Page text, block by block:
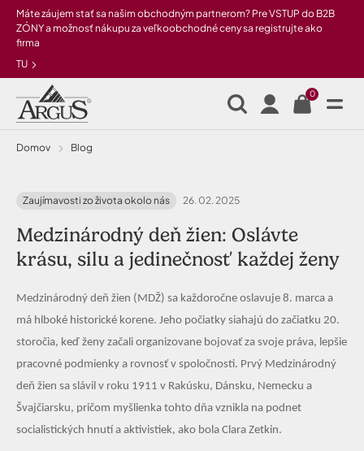
Preskočiť na hlavný obsah
Máte záujem stať sa našim obchodným partnerom? Pre VSTUP do B2B
ZÓNY a možnosť nákupu za veľkoobchodné ceny sa registrujte ako
firma
TU
0
Domov Blog
Zaujímavosti zo života okolo nás 26. 02. 2025
Medzinárodný deň žien: Oslávte
krásu, silu a jedinečnosť každej ženy
Medzinárodný deň žien (MDŽ) sa každoročne oslavuje 8. marca a
má hlboké historické korene. Jeho počiatky siahajú do začiatku 20.
storočia, keď ženy začali organizovane bojovať za svoje práva, lepšie
pracovné podmienky a rovnosť v spoločnosti. Prvý Medzinárodný
deň žien sa slávil v roku 1911 v Rakúsku, Dánsku, Nemecku a
Švajčiarsku, pričom myšlienka tohto dňa vznikla na podnet
socialistických hnutí a aktivistiek, ako bola Clara Zetkin.